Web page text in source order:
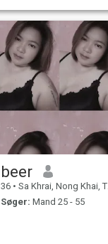
beer
36 • Sa Khrai, Nong Khai, Thailand
Søger: Mand 25 - 55